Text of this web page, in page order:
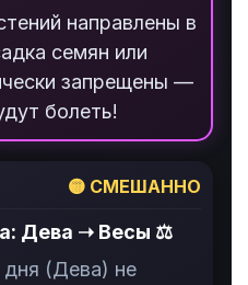
направлены в
семян или
запрещены —
болеть!
🟡 СМЕШАННО
Дева ➝ Весы ⚖️
дня (Дева) не